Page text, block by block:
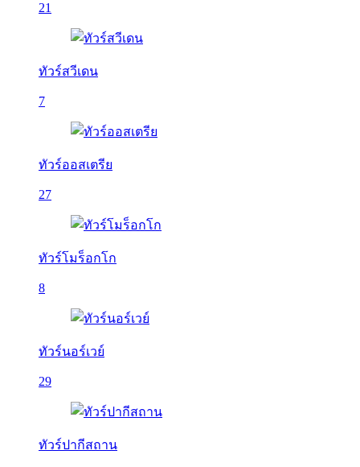
21
ทัวร์สวีเดน
7
ทัวร์ออสเตรีย
27
ทัวร์โมร็อกโก
8
ทัวร์นอร์เวย์
29
ทัวร์ปากีสถาน